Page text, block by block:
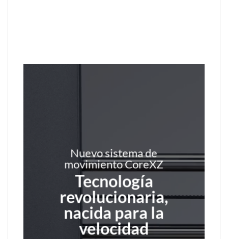
Nuevo sistema de
movimiento CoreXZ
Tecnología
revolucionaria,
nacida para la
velocidad